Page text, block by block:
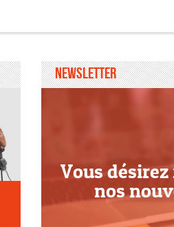
Newsletter
Vous
nos